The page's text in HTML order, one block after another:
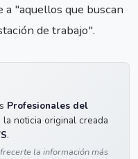
"aquellos que buscan
de trabajo".
Profesionales del
la noticia original creada
.
la información más